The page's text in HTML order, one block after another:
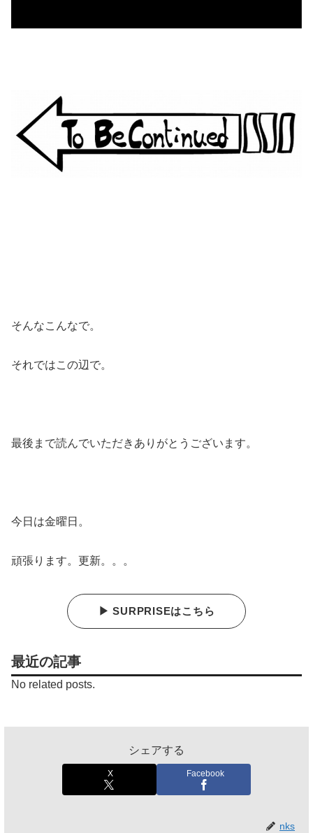
そんなこんなで。
それではこの辺で。
最後まで読んでいただきありがとうございます。
今日は金曜日。
頑張ります。更新。。。
▶ SURPRISEはこちら
最近の記事
No related posts.
シェアする
X Facebook
nks